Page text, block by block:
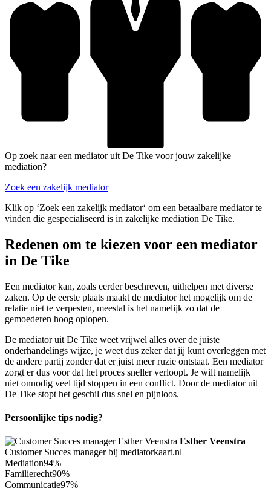
Op zoek naar een mediator uit De Tike voor jouw zakelijke
mediation?
Zoek een zakelijk mediator
Klik op ‘Zoek een zakelijk mediator‘ om een betaalbare mediator te
vinden die gespecialiseerd is in zakelijke mediation De Tike.
Redenen om te kiezen voor een mediator
in De Tike
Een mediator kan, zoals eerder beschreven, uithelpen met diverse
zaken. Op de eerste plaats maakt de mediator het mogelijk om de
relatie niet te verpesten, meestal is het namelijk zo dat de
gemoederen hoog oplopen.
De mediator uit De Tike weet vrijwel alles over de juiste
onderhandelings wijze, je weet dus zeker dat jij kunt overleggen met
de andere partij zonder dat er juist meer ruzie ontstaat. Een mediator
zorgt er dus voor dat het proces sneller verloopt. Je wilt namelijk
niet onnodig veel tijd stoppen in een conflict. Door de mediator uit
De Tike stopt het geschil dus snel en pijnloos.
Persoonlijke tips nodig?
Esther Veenstra
Customer Succes manager bij mediatorkaart.nl
Mediation94%
Familierecht90%
Communicatie97%